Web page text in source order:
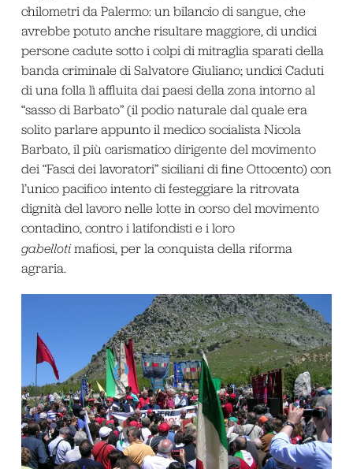
chilometri da Palermo: un bilancio di sangue, che
avrebbe potuto anche risultare maggiore, di undici
persone cadute sotto i colpi di mitraglia sparati della
banda criminale di Salvatore Giuliano; undici Caduti
di una folla lì affluita dai paesi della zona intorno al
“sasso di Barbato” (il podio naturale dal quale era
solito parlare appunto il medico socialista Nicola
Barbato, il più carismatico dirigente del movimento
dei “Fasci dei lavoratori” siciliani di fine Ottocento) con
l’unico pacifico intento di festeggiare la ritrovata
dignità del lavoro nelle lotte in corso del movimento
contadino, contro i latifondisti e i loro
gabellotimafiosi, per la conquista della riforma
agraria.